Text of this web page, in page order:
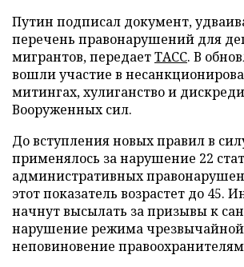
Путин подписал документ,
перечень правонарушений для
мигрантов, передаетТАСС. В
вошли участие в
митингах, хулиганство и
Вооруженных сил.
До вступления новых правил в
применялось за нарушение 22
административных
этот показатель возрастет до 45.
начнут высылать за призывы к
нарушение режима
неповиновение